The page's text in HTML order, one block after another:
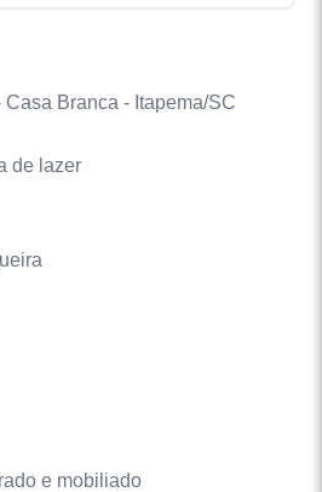
Branca - Itapema/SC
de lazer
e mobiliado